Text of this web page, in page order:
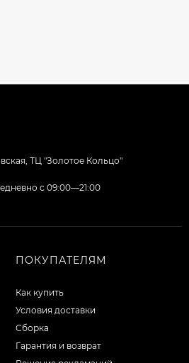
ТЦ "Золотое Кольцо"
с 09:00—21:00
ПОКУПАТЕЛЯМ
Как купить
Условия доставки
Сборка
Гарантия и возврат